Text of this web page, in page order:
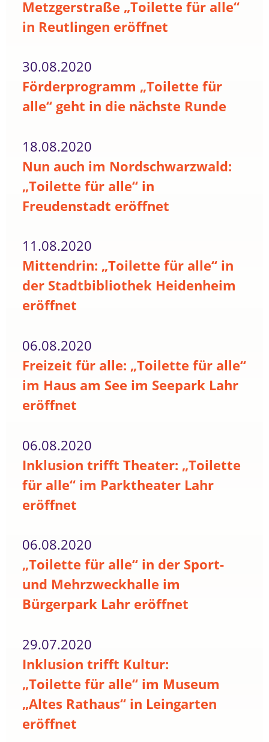
Metzgerstraße „Toilette für alle“
in Reutlingen eröffnet
30.08.2020
Förderprogramm „Toilette für
alle“ geht in die nächste Runde
18.08.2020
Nun auch im Nordschwarzwald:
„Toilette für alle“ in
Freudenstadt eröffnet
11.08.2020
Mittendrin: „Toilette für alle“ in
der Stadtbibliothek Heidenheim
eröffnet
06.08.2020
Freizeit für alle: „Toilette für alle“
im Haus am See im Seepark Lahr
eröffnet
06.08.2020
Inklusion trifft Theater: „Toilette
für alle“ im Parktheater Lahr
eröffnet
06.08.2020
„Toilette für alle“ in der Sport-
und Mehrzweckhalle im
Bürgerpark Lahr eröffnet
29.07.2020
Inklusion trifft Kultur:
„Toilette für alle“ im Museum
„Altes Rathaus“ in Leingarten
eröffnet